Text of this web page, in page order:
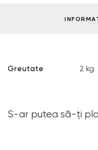
Greutate 2 kg
S-ar putea să-ți